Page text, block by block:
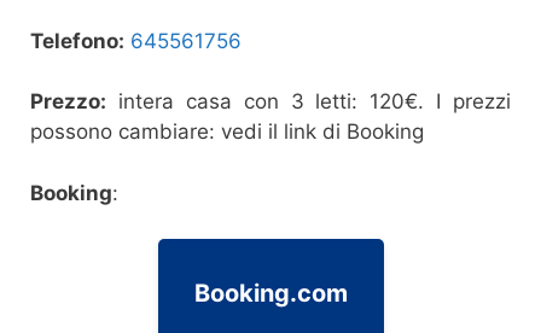
Telefono: 645561756
Prezzo: intera casa con 3 letti: 120€. I prezzi
possono cambiare: vedi il link di Booking
Booking:
Booking.com